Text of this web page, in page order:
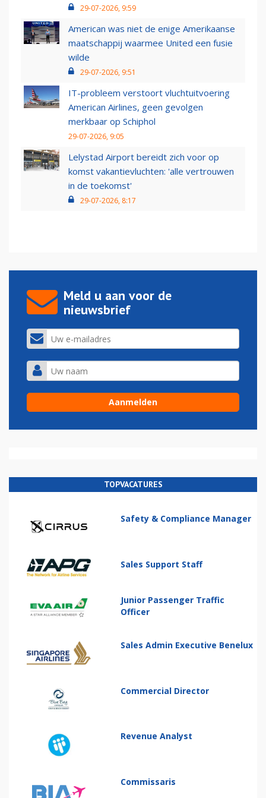
29-07-2026, 9:59
American was niet de enige Amerikaanse
maatschappij waarmee United een fusie
wilde
29-07-2026, 9:51
IT-probleem verstoort vluchtuitvoering
American Airlines, geen gevolgen
merkbaar op Schiphol
29-07-2026, 9:05
Lelystad Airport bereidt zich voor op
komst vakantievluchten: 'alle vertrouwen
in de toekomst'
29-07-2026, 8:17
Meld u aan voor de
nieuwsbrief
TOPVACATURES
Safety & Compliance Manager
Sales Support Staff
Junior Passenger Traffic
Officer
Sales Admin Executive Benelux
Commercial Director
Revenue Analyst
Commissaris